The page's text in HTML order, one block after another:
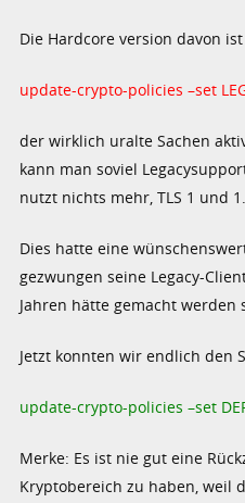
Die Hardcore version davon
update-crypto-policies –set
der wirklich uralte Sachen
kann man soviel
nutzt nichts mehr, TLS 1 und
Dies hatte eine
gezwungen seine Legacy-
Jahren hätte gemacht werden
Jetzt konnten wir endlich den
update-crypto-policies –set
Merke: Es ist nie gut eine
Kryptobereich zu haben, weil